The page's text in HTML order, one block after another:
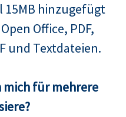
15MB hinzugefügt
Office, PDF,
und Textdateien.
mich für mehrere